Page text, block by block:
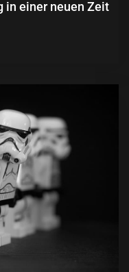
in einer neuen Zeit